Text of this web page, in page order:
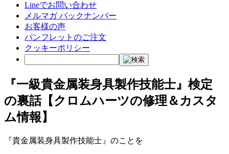
Lineでお問い合わせ
メルマガ バックナンバー
お客様の声
パンフレットのご注文
クッキーポリシー
『一級貴金属装身具製作技能士』検定
の裏話【クロムハーツの修理＆カスタ
ム情報】
『貴金属装身具製作技能士』のことを